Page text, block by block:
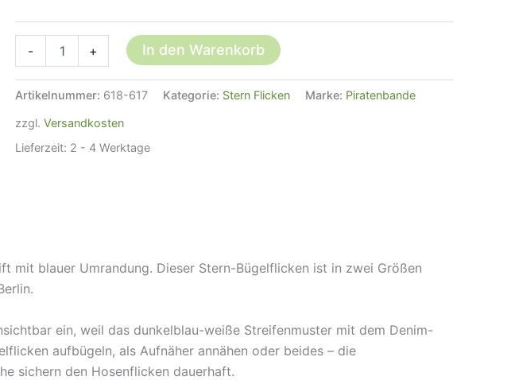
-
Jeansflicken
gestreift,
Größen,
für
+ In den Warenkorb
Artikelnummer: 618-617 Kategorie: Stern Flicken Marke: Piratenbande
zzgl. Versandkosten
Lieferzeit: 2 - 4 Werktage
mit blauer Umrandung. Dieser Stern-Bügelflicken ist in zwei Größen
ein, weil das dunkelblau-weiße Streifenmuster mit dem Denim-
aufbügeln, als Aufnäher annähen oder beides – die
sichern den Hosenflicken dauerhaft.